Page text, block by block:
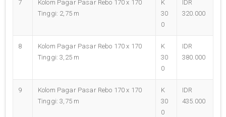
7
Kolom Pagar Pasar Rebo 170 x 170
Tinggi: 2,75 m
K
30
0
IDR
320.000
8
Kolom Pagar Pasar Rebo 170 x 170
Tinggi: 3,25 m
K
30
0
IDR
380.000
9
Kolom Pagar Pasar Rebo 170 x 170
Tinggi: 3,75 m
K
30
0
IDR
435.000